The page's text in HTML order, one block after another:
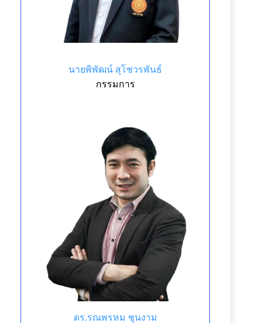
นายพิพัฒน์ สุโชวรพันธ์
กรรมการ
ดร.รณพรหม ชุนงาม